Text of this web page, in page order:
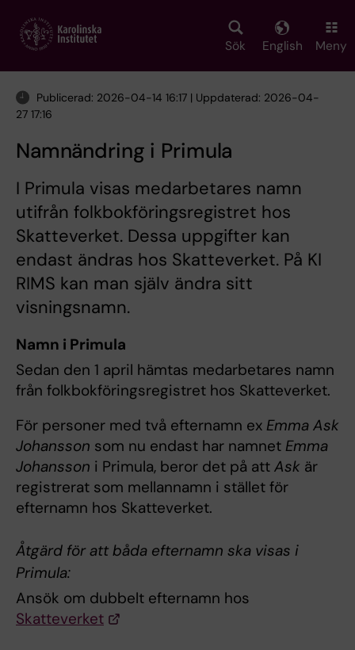
main
Sök English Meny
Publicerad: 2026-04-14 16:17 | Uppdaterad: 2026-04-
27 17:16
Namnändring i Primula
I Primula visas medarbetares namn
utifrån folkbokföringsregistret hos
Skatteverket. Dessa uppgifter kan
endast ändras hos Skatteverket. På KI
RIMS kan man själv ändra sitt
visningsnamn.
Namn i Primula
Sedan den 1 april hämtas medarbetares namn
från folkbokföringsregistret hos Skatteverket.
För personer med två efternamn ex Emma Ask
Johansson som nu endast har namnet Emma
Johansson i Primula, beror det på att Ask är
registrerat som mellannamn i stället för
efternamn hos Skatteverket.
Åtgärd för att båda efternamn ska visas i
Primula:
Ansök om dubbelt efternamn hos
Skatteverket